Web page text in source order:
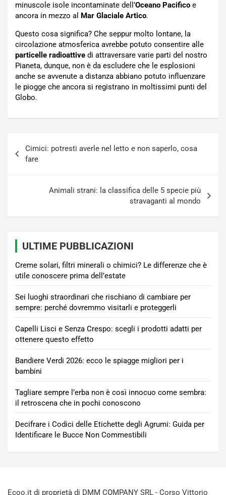
minuscole isole incontaminate dell’Oceano Pacifico e
ancora in mezzo al
Mar Glaciale Artico.
Questo cosa significa? Che seppur molto lontane, la
circolazione atmosferica avrebbe potuto consentire alle
particelle radioattive di attraversare varie parti del nostro
Pianeta, dunque, non è da escludere che le esplosioni
anche se avvenute a distanza abbiano potuto influenzare
le piogge che ancora si registrano in moltissimi punti del
Globo.
articoli
Cimici: potresti averle nel letto e non saperlo, cosa
fare
Animali strani: la classifica delle 5 specie più
stravaganti al mondo
ULTIME PUBBLICAZIONI
Creme solari, filtri minerali o chimici? Le differenze che è
utile conoscere prima dell’estate
Sei luoghi straordinari che rischiano di cambiare per
sempre: perché dovremmo visitarli e proteggerli
Capelli Lisci e Senza Crespo: scegli i prodotti adatti per
ottenere questo effetto
Bandiere Verdi 2026: ecco le spiagge migliori per i
bambini
Tagliare sempre l’erba non è così innocuo come sembra:
il retroscena che in pochi conoscono
Decifrare i Codici delle Etichette degli Agrumi: Guida per
Identificare le Bucce Non Commestibili
Ecoo.it di proprietà di DMM COMPANY SRL - Corso Vittorio